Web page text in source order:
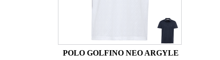
POLO GOLFINO NEO ARGYLE